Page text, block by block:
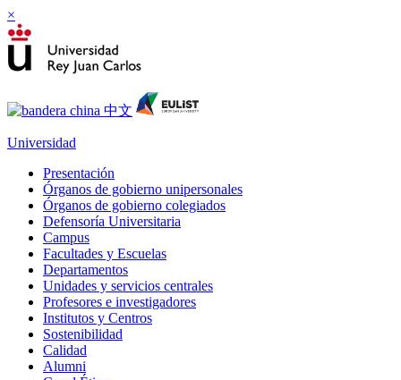
×
Universidad
Presentación
Órganos de gobierno unipersonales
Órganos de gobierno colegiados
Defensoría Universitaria
Campus
Facultades y Escuelas
Departamentos
Unidades y servicios centrales
Profesores e investigadores
Institutos y Centros
Sostenibilidad
Calidad
Alumni